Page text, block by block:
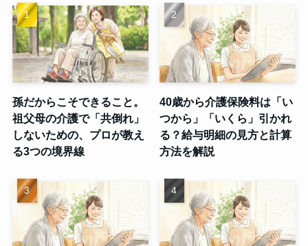
孫だからこそできること。
祖父母の介護で「共倒れ」
しないための、プロが教え
る3つの境界線
40歳から介護保険料は「い
つから」「いくら」引かれ
る？給与明細の見方と計算
方法を解説